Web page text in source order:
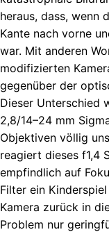
heraus, dass, wenn
Kante nach vorne
war. Mit anderen
modifizierten
gegenüber der
Dieser Unterschied
2,8/14–24 mm
Objektiven völlig
reagiert dieses f1,4
empfindlich auf
Filter ein
Kamera zurück in
Problem nur